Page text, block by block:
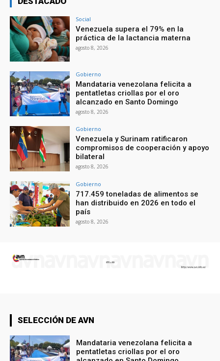
Social
Venezuela supera el 79% en la
práctica de la lactancia materna
agosto 8, 2026
Gobierno
Mandataria venezolana felicita a
pentatletas criollas por el oro
alcanzado en Santo Domingo
agosto 8, 2026
Gobierno
Venezuela y Surinam ratificaron
compromisos de cooperación y apoyo
bilateral
agosto 8, 2026
Gobierno
717.459 toneladas de alimentos se
han distribuido en 2026 en todo el
país
agosto 8, 2026
SELECCIÓN DE AVN
Mandataria venezolana felicita a
pentatletas criollas por el oro